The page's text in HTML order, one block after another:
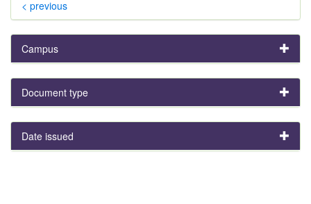
< previous
Campus
Document type
Date issued